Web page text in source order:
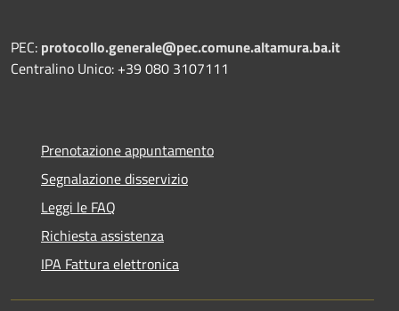
PEC: protocollo.generale@pec.comune.altamura.ba.it
Centralino Unico: +39 080 3107111
Prenotazione appuntamento
Segnalazione disservizio
Leggi le FAQ
Richiesta assistenza
IPA Fattura elettronica